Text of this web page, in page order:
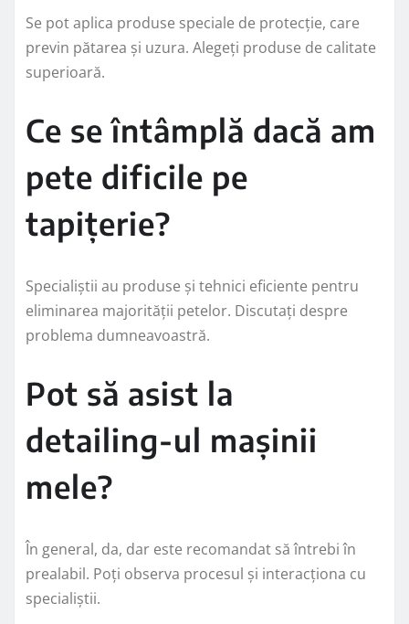
Se pot aplica produse speciale de protecție, care
previn pătarea și uzura. Alegeți produse de calitate
superioară.
Ce se întâmplă dacă am
pete dificile pe
tapițerie?
Specialiștii au produse și tehnici eficiente pentru
eliminarea majorității petelor. Discutați despre
problema dumneavoastră.
Pot să asist la
detailing-ul mașinii
mele?
În general, da, dar este recomandat să întrebi în
prealabil. Poți observa procesul și interacționa cu
specialiștii.